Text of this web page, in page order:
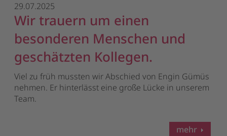
29.07.2025
Wir trauern um einen
besonderen Menschen und
geschätzten Kollegen.
Viel zu früh mussten wir Abschied von Engin Gümüs
nehmen. Er hinterlässt eine große Lücke in unserem
Team.
mehr